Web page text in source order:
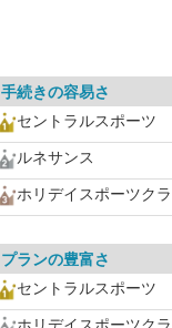
手続きの容易さ
セントラルスポーツ
ルネサンス
ホリデイスポーツク
プランの豊富さ
セントラルスポーツ